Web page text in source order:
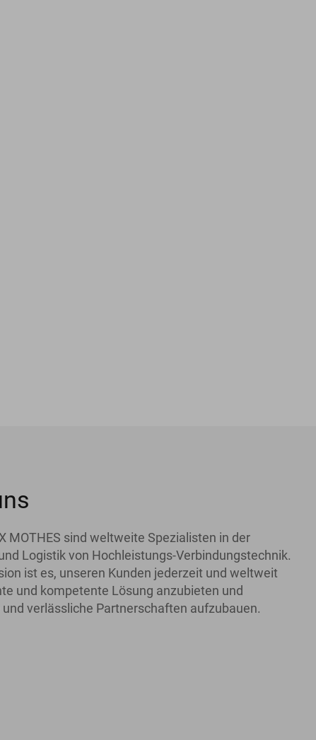
MOTHES sind weltweite Spezialisten in der
Logistik von Hochleistungs-Verbindungstechnik.
ist es, unseren Kunden jederzeit und weltweit
und kompetente Lösung anzubieten und
verlässliche Partnerschaften aufzubauen.